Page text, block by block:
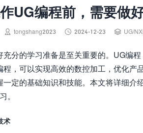
UG编程前，需要做
 tongshang2023  2024-12-23  UG/
分的学习准备是至关重要的。UG编
，可以实现高效的数控加工，优化产
一定的基础知识和技能。本文将详细
。
术